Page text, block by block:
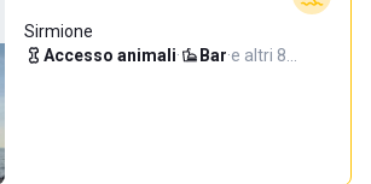
Sirmione
Accesso animali· Bar·e altri 8…